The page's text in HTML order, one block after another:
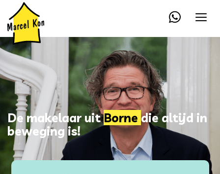
De makelaar uitBorne die altijd in
beweging is!